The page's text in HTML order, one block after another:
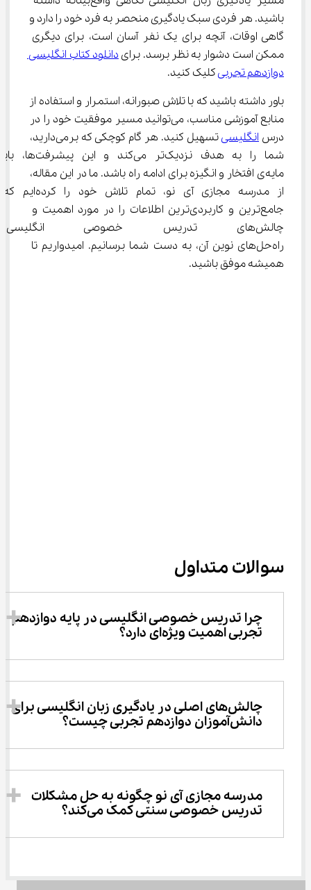
باشید. هر فردی سبک یادگیری منحصر به فرد خود را دارد و
گاهی اوقات، آنچه برای یک نفر آسان است، برای دیگری
ممکن است دشوار به نظر برسد. برای دانلود کتاب انگلیسی
دوازدهم تجربی کلیک کنید.
باور داشته باشید که با تلاش صبورانه، استمرار و استفاده از
منابع آموزشی مناسب، می‌توانید مسیر موفقیت خود را در
درس انگلیسی
تسهیل کنید. هر گام کوچکی که برمی‌دارید،
شما را به هدف نزدیک‌تر می‌کند و این
مایه‌ی افتخار و انگیزه برای ادامه راه باشد. ما در این مقاله،
از مدرسه مجازی آی ‌نو، تمام تلاش خود را کرده‌ایم که
جامع‌ترین و کاربردی‌ترین اطلاعات را در مورد اهمیت و
چالش‌های تدریس خصوصی
راه‌حل‌های نوین آن، به دست شما برسانیم. امیدواریم تا
همیشه موفق باشید.
سوالات متداول
چرا تدریس خصوصی انگلیسی در پایه دوازدهم
تجربی اهمیت ویژه‌ای دارد؟
چالش‌های اصلی در یادگیری زبان انگلیسی برای
دانش‌آموزان دوازدهم تجربی چیست؟
مدرسه مجازی آی ‌نو چگونه به حل مشکلات
تدریس خصوصی سنتی کمک می‌کند؟